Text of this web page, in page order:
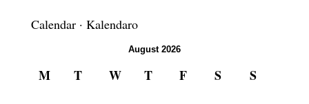
Calendar · Kalendaro
August 2026
M T W T F S S